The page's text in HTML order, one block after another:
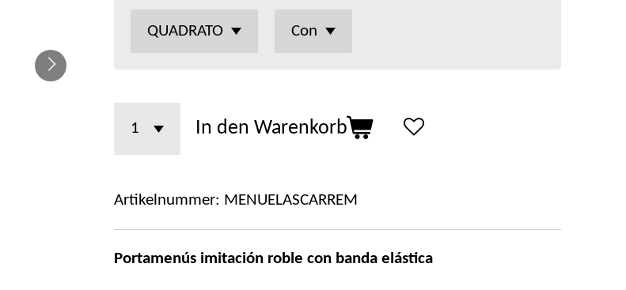
In den Warenkorb
Artikelnummer: MENUELASCARREM
Portamenús imitación roble con banda elástica